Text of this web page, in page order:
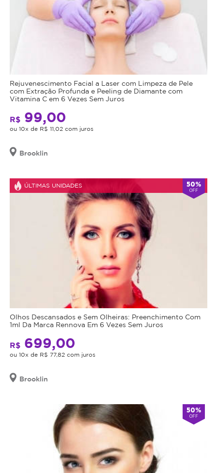
Rejuvenescimento Facial a Laser com Limpeza de Pele
com Extração Profunda e Peeling de Diamante com
Vitamina C em 6 Vezes Sem Juros
R$ 99,00
ou 10x de R$ 11,02 com juros
Brooklin
ÚLTIMAS UNIDADES 50%
OFF
Olhos Descansados e Sem Olheiras: Preenchimento Com
1ml Da Marca Rennova Em 6 Vezes Sem Juros
R$ 699,00
ou 10x de R$ 77,82 com juros
Brooklin
50%
OFF